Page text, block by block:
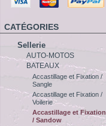
CATÉGORIES
Sellerie
AUTO-MOTOS
BATEAUX
Accastillage et Fixation /
Sangle
Accastillage et Fixation /
Voilerie
Accastillage et Fixation
/ Sandow